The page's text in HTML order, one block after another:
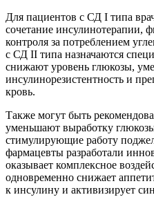
Для пациентов с СД I типа
сочетание инсулинотерапии,
контроля за потреблением
с СД II типа назначаются
снижают уровень глюкозы,
инсулинорезистентность и
кровь.
Также могут быть
уменьшают выработку
стимулирующие работу
фармацевты разработали
оказывает комплексное
одновременно снижает
к инсулину и активизирует